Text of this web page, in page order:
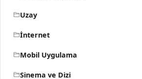
Uzay
İnternet
Mobil Uygulama
Sinema ve Dizi